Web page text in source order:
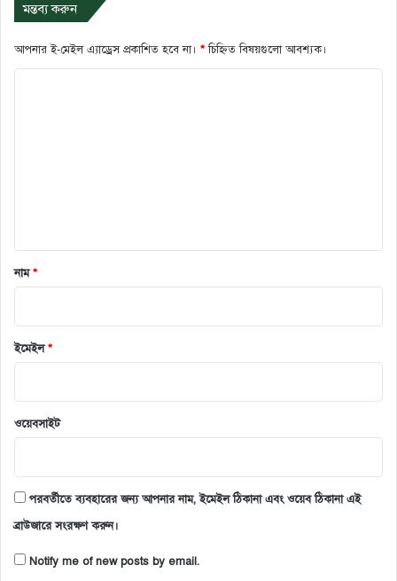
মন্তব্য করুন
আপনার ই-মেইল এ্যাড্রেস প্রকাশিত হবে না। *চিহ্নিত বিষয়গুলো আবশ্যক।
নাম*
ইমেইল*
ওয়েবসাইট
পরবর্তীতে ব্যবহারের জন্য আপনার নাম, ইমেইল ঠিকানা এবং ওয়েব ঠিকানা এই
ব্রাউজারে সংরক্ষণ করুন।
Notify me of new posts by email.